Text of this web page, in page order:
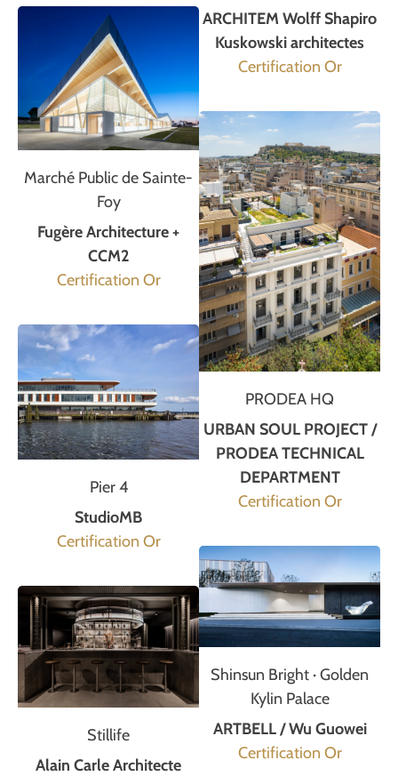
Marché Public de Sainte-
Foy
Fugère Architecture +
CCM2
Certification Or
Pier 4
StudioMB
Certification Or
Stillife
Alain Carle Architecte
ARCHITEM Wolff Shapiro
Kuskowski architectes
Certification Or
PRODEA HQ
URBAN SOUL PROJECT /
PRODEA TECHNICAL
DEPARTMENT
Certification Or
Shinsun Bright · Golden
Kylin Palace
ARTBELL / Wu Guowei
Certification Or